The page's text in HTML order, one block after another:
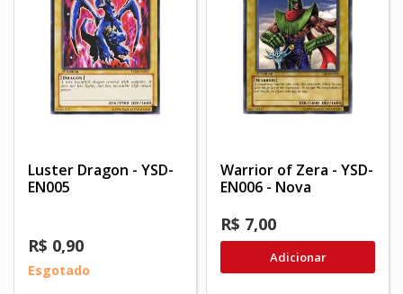
Luster Dragon - YSD-
EN005
R$ 0,90
Esgotado
Warrior of Zera - YSD-
EN006 - Nova
R$ 7,00
Adicionar